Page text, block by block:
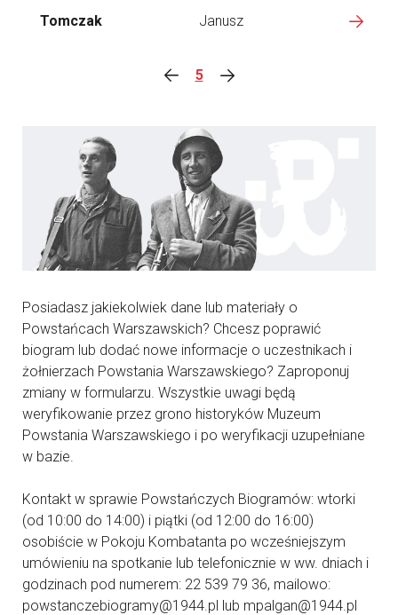
Tomczak Janusz
5
Posiadasz jakiekolwiek dane lub materiały o
Powstańcach Warszawskich? Chcesz poprawić
biogram lub dodać nowe informacje o uczestnikach i
żołnierzach Powstania Warszawskiego? Zaproponuj
zmiany w formularzu. Wszystkie uwagi będą
weryfikowanie przez grono historyków Muzeum
Powstania Warszawskiego i po weryfikacji uzupełniane
w bazie.
Kontakt w sprawie Powstańczych Biogramów: wtorki
(od 10:00 do 14:00) i piątki (od 12:00 do 16:00)
osobiście w Pokoju Kombatanta po wcześniejszym
umówieniu na spotkanie lub telefonicznie w ww. dniach i
godzinach pod numerem: 22 539 79 36, mailowo:
powstanczebiogramy@1944.pl lub mpalgan@1944.pl